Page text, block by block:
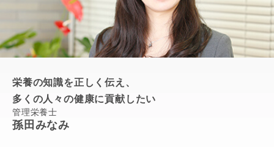
栄養の知識を正しく伝え、
多くの人々の健康に貢献したい
管理栄養士
孫田みなみ